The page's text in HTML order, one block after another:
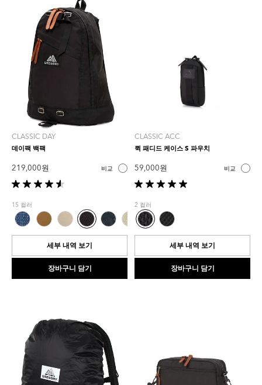
CLASSIC DAY
데이팩 백팩
219,000 원 비교
별
5
개
중
4.6
입
다.
15 컬러
세부 내역 보기
장바구니 담기
CLASSIC ACC
퀵 패디드 케이스 S 파우치
59,000 원 비교
별
5
개
중
5.0
입
다.
2 컬러
세부 내역 보기
장바구니 담기